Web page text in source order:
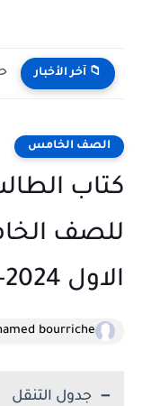
📁 آخر الأخبار
الصف الخامس
كتاب
للصف
الاول 2024-2025
bourriche
جدول التنقل